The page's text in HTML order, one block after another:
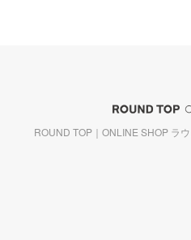
ROUND TOP｜ONLINE SHOP ラ